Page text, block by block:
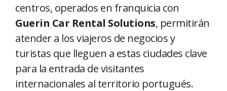
centros, operados en franquicia con
Guerin Car Rental Solutions, permitirán
atender a los viajeros de negocios y
turistas que lleguen a estas ciudades clave
para la entrada de visitantes
internacionales al territorio portugués.